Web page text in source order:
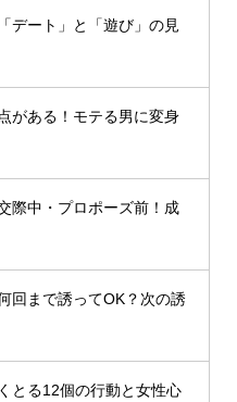
デート」と「遊び」の見
がある！モテる男に変身
際中・プロポーズ前！成
回まで誘ってOK？次の誘
とる12個の行動と女性心